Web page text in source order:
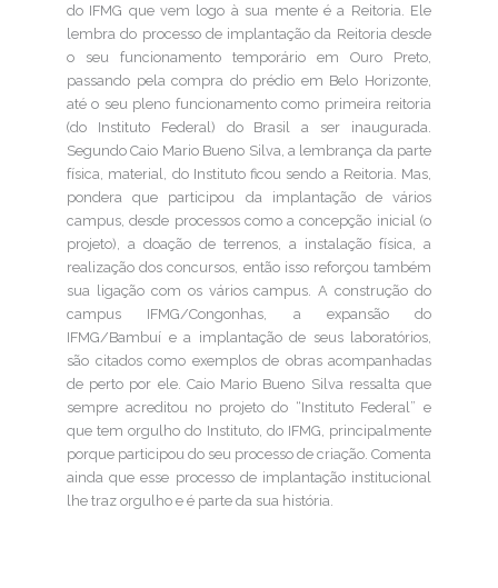
do IFMG que vem logo à sua mente é a Reitoria. Ele
lembra do processo de implantação da Reitoria desde
o seu funcionamento temporário em Ouro Preto,
passando pela compra do prédio em Belo Horizonte,
até o seu pleno funcionamento como primeira reitoria
(do Instituto Federal) do Brasil a ser inaugurada.
Segundo Caio Mario Bueno Silva, a lembrança da parte
física, material, do Instituto ficou sendo a Reitoria. Mas,
pondera que participou da implantação de vários
campus, desde processos como a concepção inicial (o
projeto), a doação de terrenos, a instalação física, a
realização dos concursos, então isso reforçou também
sua ligação com os vários campus. A construção do
campus IFMG/Congonhas, a expansão do
IFMG/Bambuí e a implantação de seus laboratórios,
são citados como exemplos de obras acompanhadas
de perto por ele. Caio Mario Bueno Silva ressalta que
sempre acreditou no projeto do “Instituto Federal” e
que tem orgulho do Instituto, do IFMG, principalmente
porque participou do seu processo de criação. Comenta
ainda que esse processo de implantação institucional
lhe traz orgulho e é parte da sua história.